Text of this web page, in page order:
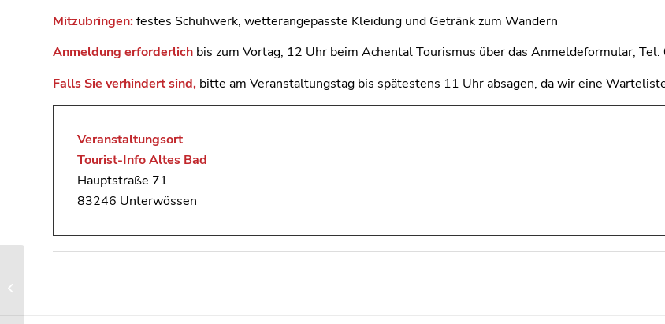
Mitzubringen:festes Schuhwerk, wetterangepasste Kleidung und Getränk zum Wandern
Anmeldung erforderlich bis zum Vortag, 12 Uhr beim Achental Tourismus über das Anmeldeformular,
Falls Sie verhindert sind, bitte am Veranstaltungstag bis spätestens 11 Uhr absagen, da wir eine
Veranstaltungsort
Tourist-Info Altes Bad
Hauptstraße 71
83246 Unterwössen